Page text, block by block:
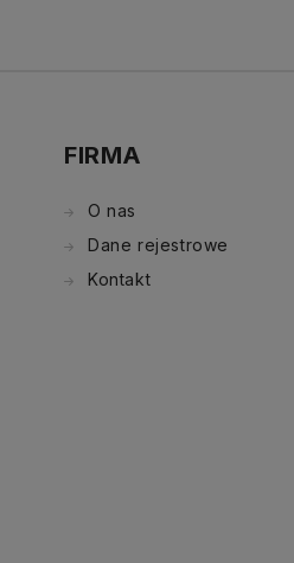
FIRMA
O nas
Dane rejestrowe
Kontakt